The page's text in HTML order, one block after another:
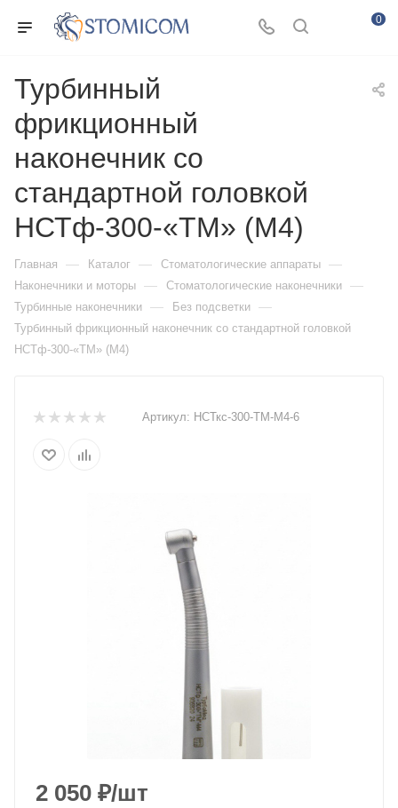
0
Турбинный
фрикционный
наконечник со
стандартной головкой
НСТф-300-«ТМ» (М4)
Главная — Каталог — Стоматологические аппараты —
Наконечники и моторы — Стоматологические наконечники —
Турбинные наконечники — Без подсветки —
Турбинный фрикционный наконечник со стандартной головкой
НСТф-300-«ТМ» (М4)
Артикул: НСТкс-300-ТМ-М4-6
2 050 ₽/шт